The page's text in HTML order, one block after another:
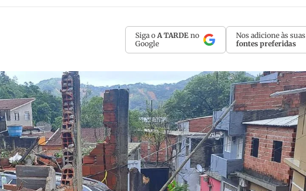
Siga o A TARDE no
Google
Nos adicione às suas
fontes preferidas